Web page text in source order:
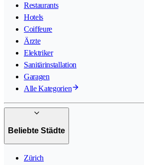
Restaurants
Hotels
Coiffeure
Ärzte
Elektriker
Sanitärinstallation
Garagen
Alle Kategorien
Beliebte Städte
Zürich